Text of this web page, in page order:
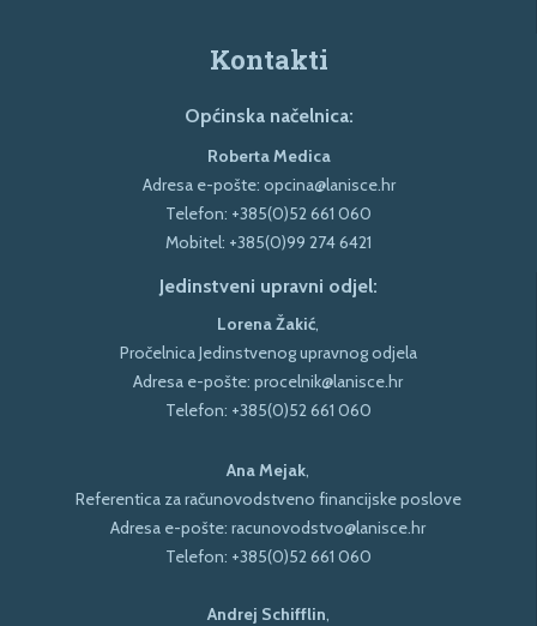
Kontakti
Općinska načelnica:
Roberta Medica
Adresa e-pošte: opcina@lanisce.hr
Telefon: +385(0)52 661 060
Mobitel: +385(0)99 274 6421
Jedinstveni upravni odjel:
Lorena Žakić,
Pročelnica Jedinstvenog upravnog odjela
Adresa e-pošte: procelnik@lanisce.hr
Telefon: +385(0)52 661 060
Ana Mejak
Referentica za računovodstveno financijske poslove
Adresa e-pošte: racunovodstvo@lanisce.hr
Telefon: +385(0)52 661 060
Andrej Schifflin